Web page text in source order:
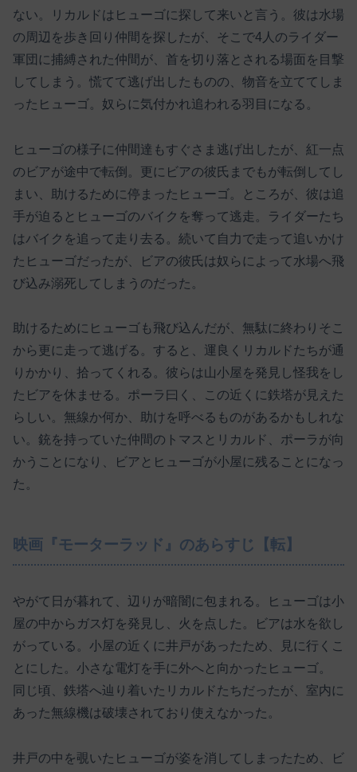
ない。リカルドはヒューゴに探して来いと言う。彼は水場
の周辺を歩き回り仲間を探したが、そこで4人のライダー
軍団に捕縛された仲間が、首を切り落とされる場面を目撃
してしまう。慌てて逃げ出したものの、物音を立ててしま
ったヒューゴ。奴らに気付かれ追われる羽目になる。
ヒューゴの様子に仲間達もすぐさま逃げ出したが、紅一点
のビアが途中で転倒。更にビアの彼氏までもが転倒してし
まい、助けるために停まったヒューゴ。ところが、彼は追
手が迫るとヒューゴのバイクを奪って逃走。ライダーたち
はバイクを追って走り去る。続いて自力で走って追いかけ
たヒューゴだったが、ビアの彼氏は奴らによって水場へ飛
び込み溺死してしまうのだった。
助けるためにヒューゴも飛び込んだが、無駄に終わりそこ
から更に走って逃げる。すると、運良くリカルドたちが通
りかかり、拾ってくれる。彼らは山小屋を発見し怪我をし
たビアを休ませる。ポーラ曰く、この近くに鉄塔が見えた
らしい。無線か何か、助けを呼べるものがあるかもしれな
い。銃を持っていた仲間のトマスとリカルド、ポーラが向
かうことになり、ビアとヒューゴが小屋に残ることになっ
た。
映画『モーターラッド』のあらすじ【転】
やがて日が暮れて、辺りが暗闇に包まれる。ヒューゴは小
屋の中からガス灯を発見し、火を点した。ビアは水を欲し
がっている。小屋の近くに井戸があったため、見に行くこ
とにした。小さな電灯を手に外へと向かったヒューゴ。
同じ頃、鉄塔へ辿り着いたリカルドたちだったが、室内に
あった無線機は破壊されており使えなかった。
井戸の中を覗いたヒューゴが姿を消してしまったため、ビ